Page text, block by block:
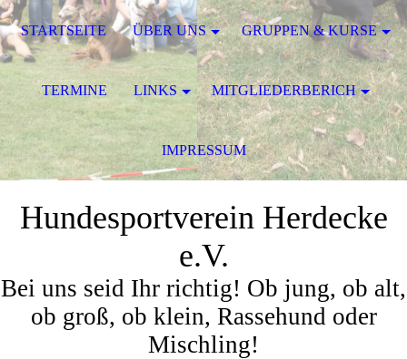
Hundesportverein Herdecke
e.V.
Bei uns seid Ihr richtig! Ob jung, ob alt,
ob groß, ob klein, Rassehund oder
Mischling!
STARTSEITE ÜBER UNS GRUPPEN & KURSE
TERMINE LINKS MITGLIEDERBERICH
IMPRESSUM